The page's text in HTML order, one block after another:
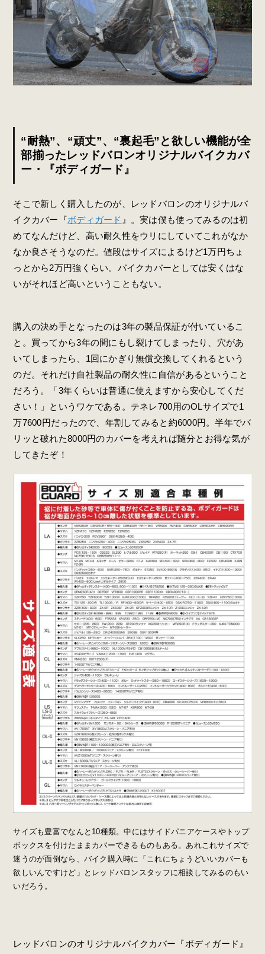
“耐熱”、“頑丈”、“裏起毛”と欲しい機能が全
部揃ったレッドバロンオリジナルバイクカバ
ー・『ボディガード』
そこで新しく購入したのが、レッドバロンのオリジナルバ
イクカバー『ボディガード 』。実は僕も使ってみるのは初
めてなんだけど、高い耐久性をウリにしていてこれがなか
なか良さそうなのだ。値段はサイズによるけど1万円ちょ
っとから2万円強くらい。バイクカバーとしては安くはな
いがそれほど高いということもない。
購入の決め手となったのは3年の製品保証が付いているこ
と。買ってから3年の間にもし裂けてしまったり、穴があ
いてしまったら、1回にかぎり無償交換してくれるという
のだ。それだけ自社製品の耐久性に自信があるということ
だろう。「3年くらいは普通に使えますから安心してくだ
さい！」というワケである。テネレ700用のOLサイズで1
万7600円だったので、年割してみると約6000円。半年でバ
リッと破れた8000円のカバーを考えれば随分とお得な気が
してきたぞ！
サイズも豊富でなんと10種類。中にはサイドパニアケースやトップ
ボックスを付けたままカバーできるものもある。あれこれサイズで
迷うのが面倒なら、バイク購入時に「これにちょうどいいカバーも
欲しいんですけど」とレッドバロンスタッフに相談してみるのもい
いだろう。
レッドバロンのオリジナルバイクカバー『ボディガード』